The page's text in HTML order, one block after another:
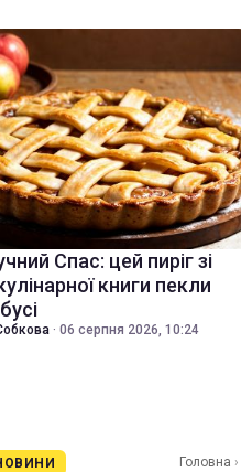
Спас: цей пиріг зі
книги пекли
· 06 серпня 2026, 10:24
Головна ›